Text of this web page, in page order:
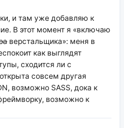
и там уже добавляю к
В этот момент я «включаю
верстальщика»: меня в
как выглядят
сходится ли с
совсем другая
возможно SASS, дока к
возможно к